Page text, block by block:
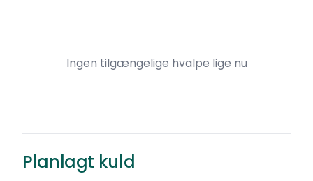
Ingen tilgængelige hvalpe lige nu
Planlagt kuld